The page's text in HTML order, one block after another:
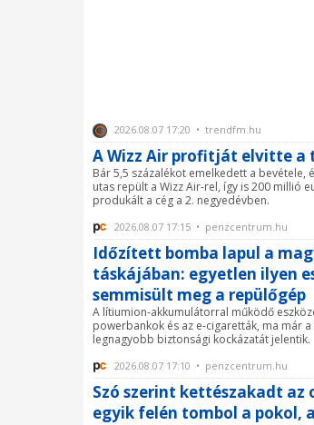
2026.08.07 17:20 • trendfm.hu
A Wizz Air profitját elvitte a
Bár 5,5 százalékot emelkedett a bevétele,
utas repült a Wizz Air-rel, így is 200 millió
produkált a cég a 2. negyedévben.
2026.08.07 17:15 • penzcentrum.hu
Időzített bomba lapul a
táskájában: egyetlen ilyen
semmisült meg a repülőgép
A lítiumion-akkumulátorral működő
powerbankok és az e-cigaretták, ma már
legnagyobb biztonsági kockázatát jelentik.
2026.08.07 17:10 • penzcentrum.hu
Szó szerint kettészakadt az
egyik felén tombol a pokol,